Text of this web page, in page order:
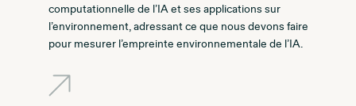
computationnelle de l’IA et ses applications sur
l’environnement, adressant ce que nous devons faire
pour mesurer l’empreinte environnementale de l’IA.